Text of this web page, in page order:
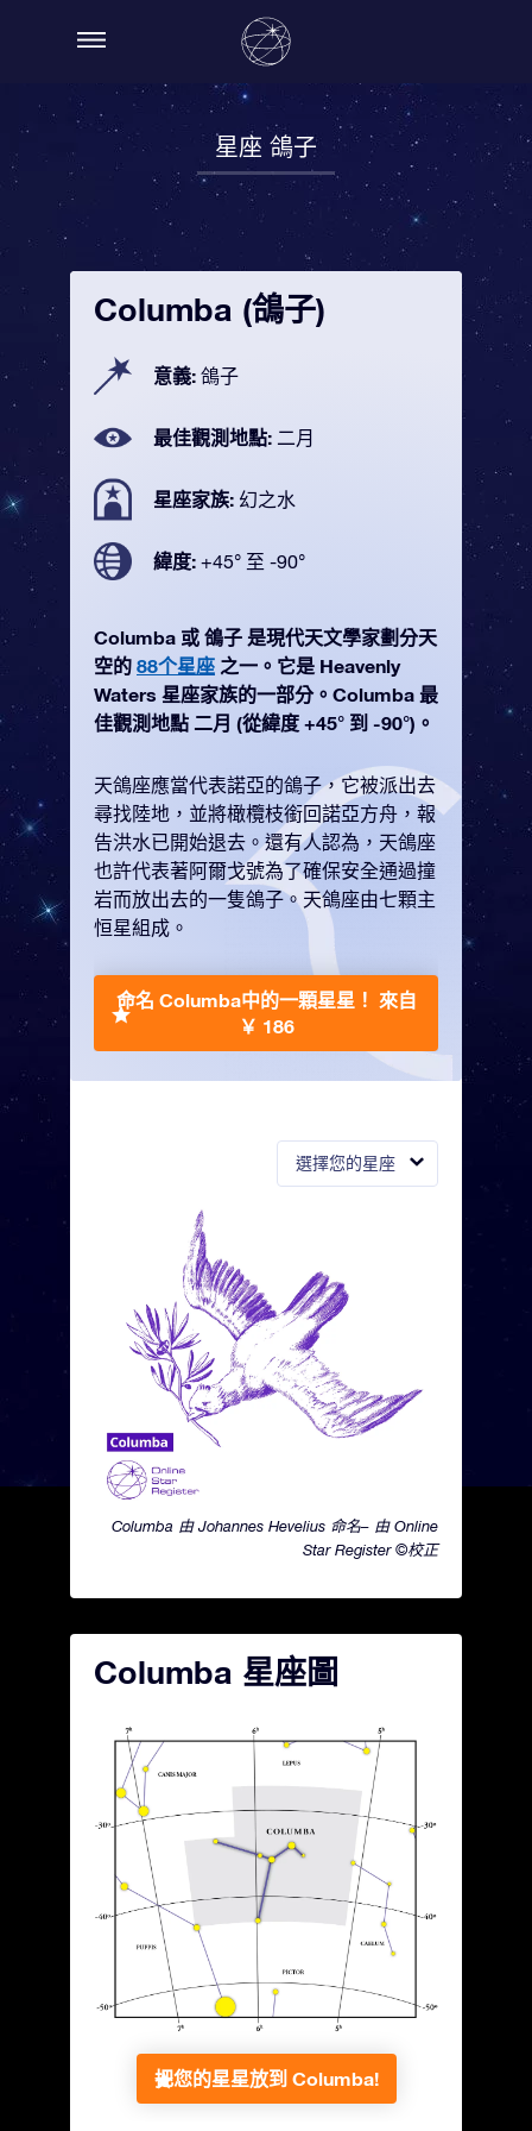
星座 鴿子
選擇您的星座
Columba 由 Johannes Hevelius 命名– 由 Online
Star Register ©校正
Columba (鴿子)
意義: 鴿子
最佳觀測地點: 二月
星座家族: 幻之水
緯度: +45° 至 -90°
Columba 或 鴿子 是現代天文學家劃分天
空的 88个星座 之一。它是 Heavenly
Waters 星座家族的一部分。Columba 最
佳觀測地點 二月 (從緯度 +45° 到 -90°)。
天鴿座應當代表諾亞的鴿子，它被派出去
尋找陸地，並將橄欖枝銜回諾亞方舟，報
告洪水已開始退去。還有人認為，天鴿座
也許代表著阿爾戈號為了確保安全通過撞
岩而放出去的一隻鴿子。天鴿座由七顆主
恒星組成。
命名 Columba中的一顆星星！ 來自
￥ 186
Columba 星座圖
把您的星星放到 Columba!